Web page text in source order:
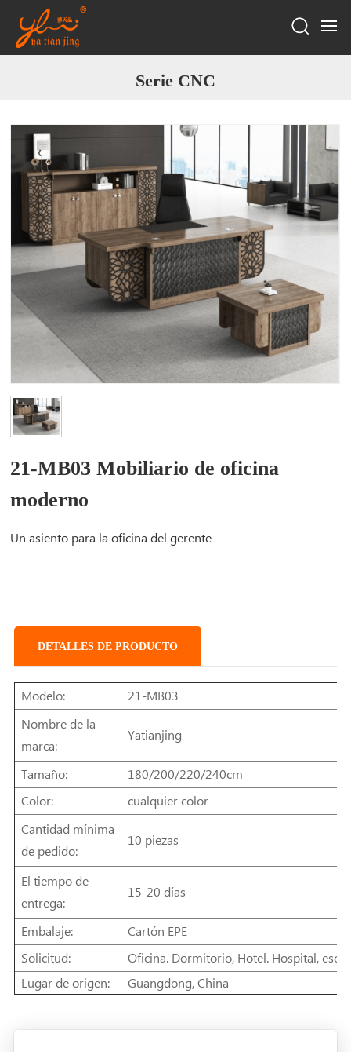
Serie CNC
21-MB03 Mobiliario de oficina
moderno
Un asiento para la oficina del gerente
DETALLES DE PRODUCTO
Modelo:
21-MB03
Nombre de la
marca:
Yatianjing
Tamaño:
180/200/220/240cm
Color:
cualquier color
Cantidad mínima
de pedido:
10 piezas
El tiempo de
entrega:
15-20 días
Embalaje:
Cartón EPE
Solicitud:
Oficina. Dormitorio, Hotel. Hospital,
Lugar de origen:
Guangdong, China